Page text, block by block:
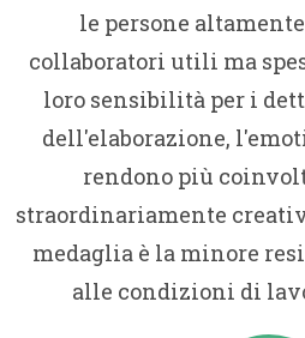
le persone
collaboratori utili ma
loro sensibilità per i
dell'elaborazione,
rendono più
straordinariamente
medaglia è la minore
alle condizioni di